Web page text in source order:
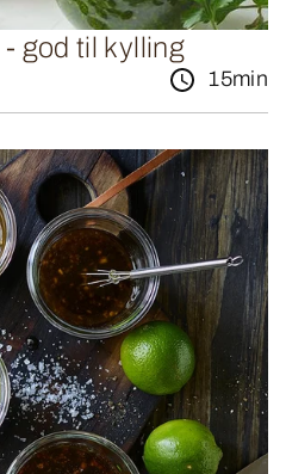
god til kylling
15min